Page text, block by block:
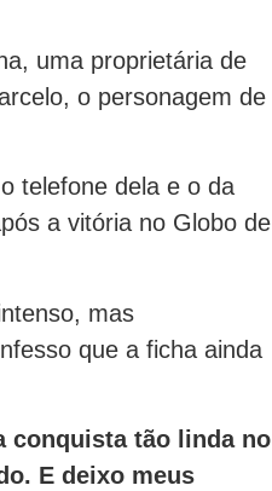
uma proprietária de
o personagem de
telefone dela e o da
a vitória no Globo de
mas
que a ficha ainda
conquista tão linda no
E deixo meus